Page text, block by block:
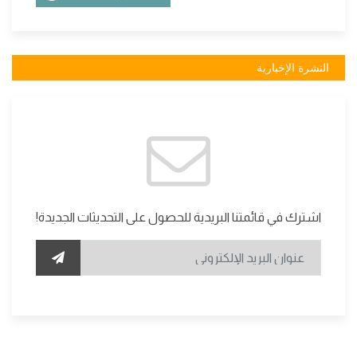
النشرة الإخبارية
اشترك في قائمتنا البريدية للحصول على التحديثات الجديدة!